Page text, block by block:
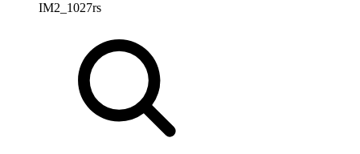
IM2_1027rs